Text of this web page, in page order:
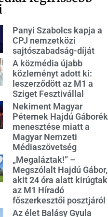
Panyi Szabolcs kapja a
CPJ nemzetközi
sajtószabadság-díját
A közmédia újabb
közleményt adott ki:
leszerződött az M1 a
Sziget Fesztivállal
Nekiment Magyar
Péternek Hajdú Gáborék
menesztése miatt a
Magyar Nemzeti
Médiaszövetség
„Megaláztak!” –
Megszólalt Hajdú Gábor,
akit 24 óra alatt kirúgtak
az M1 Híradó
főszerkesztői posztjáról
Az élet Balásy Gyula